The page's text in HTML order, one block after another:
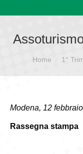
Sei qui:Home 1°
Modena, 12
Rassegna stampa